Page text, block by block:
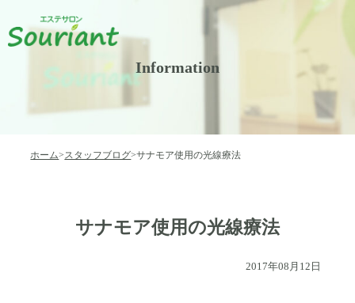
Information
ホーム>スタッフブログ>サナモア使用の光線療法
サナモア使用の光線療法
2017年08月12日